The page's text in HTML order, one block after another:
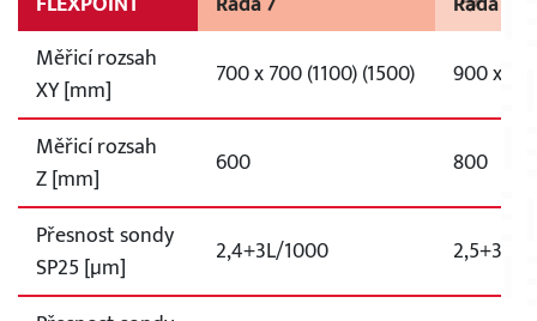
Měřicí rozsah
XY [mm]
700 x 700 (1100) (1500) 900 x
Měřicí rozsah
Z [mm]
600 800
Přesnost sondy
SP25 [µm]
2,4+3L/1000 2,5+3L/